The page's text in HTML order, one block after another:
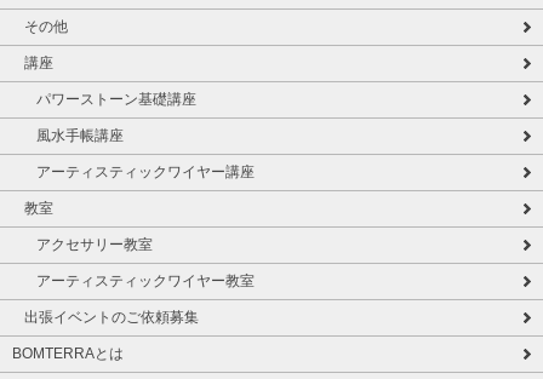
その他
講座
パワーストーン基礎講座
風水手帳講座
アーティスティックワイヤー講座
教室
アクセサリー教室
アーティスティックワイヤー教室
出張イベントのご依頼募集
BOMTERRAとは